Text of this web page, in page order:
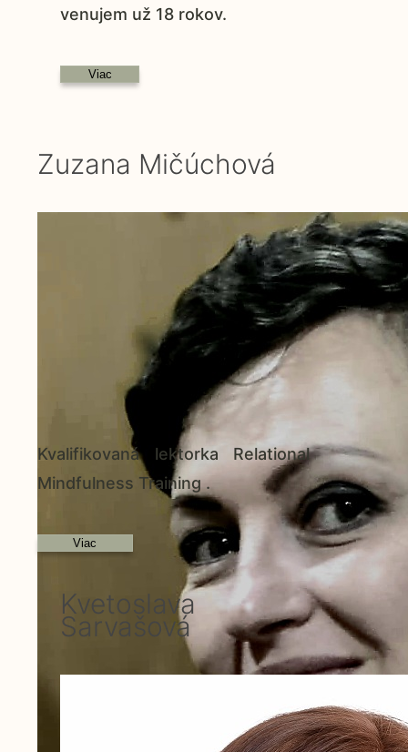
venujem už 18 rokov.
Viac
Zuzana Mičúchová
Kvalifikovaná lektorka Relational
Mindfulness Training .
Viac
Kvetoslava
Sarvašová